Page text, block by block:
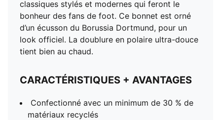
classiques stylés et modernes qui feront le
bonheur des fans de foot. Ce bonnet est orné
d’un écusson du Borussia Dortmund, pour un
look officiel. La doublure en polaire ultra-douce
tient bien au chaud.
CARACTÉRISTIQUES + AVANTAGES
Confectionné avec un minimum de 30 % de
matériaux recyclés